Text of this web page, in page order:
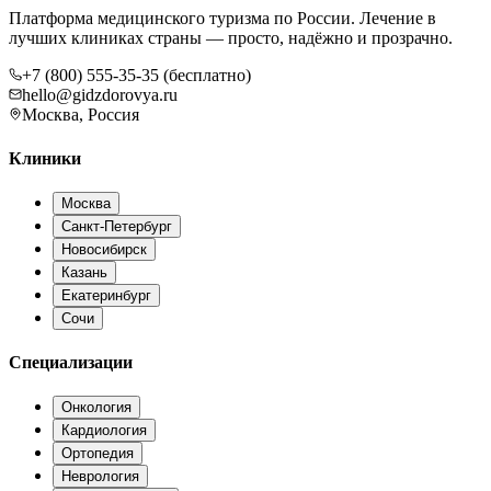
Платформа медицинского туризма по России. Лечение в
лучших клиниках страны — просто, надёжно и прозрачно.
+7 (800) 555-35-35 (бесплатно)
hello@gidzdorovya.ru
Москва, Россия
Клиники
Москва
Санкт-Петербург
Новосибирск
Казань
Екатеринбург
Сочи
Специализации
Онкология
Кардиология
Ортопедия
Неврология